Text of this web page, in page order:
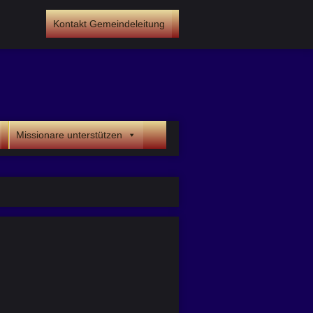
Kontakt Gemeindeleitung
Missionare unterstützen